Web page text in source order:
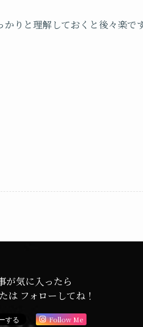
りと理解しておくと後々楽です
が気に入ったら
は フォローしてね！
Follow Me